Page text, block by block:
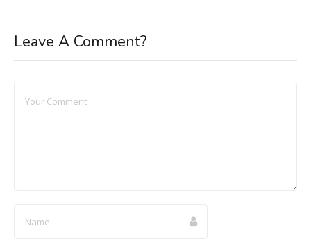
Leave A Comment?